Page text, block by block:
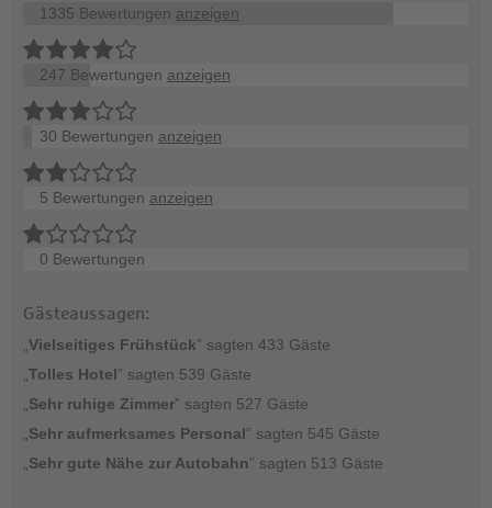
1335 Bewertungen anzeigen
247 Bewertungen anzeigen
30 Bewertungen anzeigen
5 Bewertungen anzeigen
0 Bewertungen
Gästeaussagen:
Vielseitiges Frühstück” sagten 433 Gäste
Tolles Hotel” sagten 539 Gäste
Sehr ruhige Zimmer” sagten 527 Gäste
Sehr aufmerksames Personal” sagten 545 Gäste
Sehr gute Nähe zur Autobahn” sagten 513 Gäste